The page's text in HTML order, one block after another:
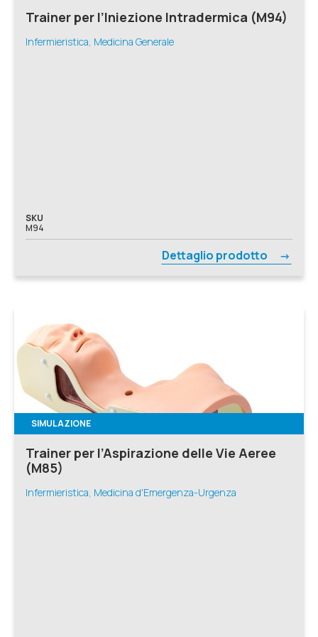
Trainer per l’Iniezione Intradermica (M94)
Infermieristica, Medicina Generale
SKU
M94
Dettaglio prodotto
SIMULAZIONE
Trainer per l’Aspirazione delle Vie Aeree
(M85)
Infermieristica, Medicina d'Emergenza-Urgenza